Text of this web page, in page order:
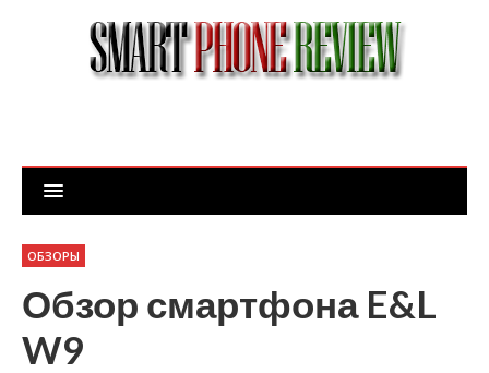
ОБЗОРЫ
Обзор смартфона E&L
W9